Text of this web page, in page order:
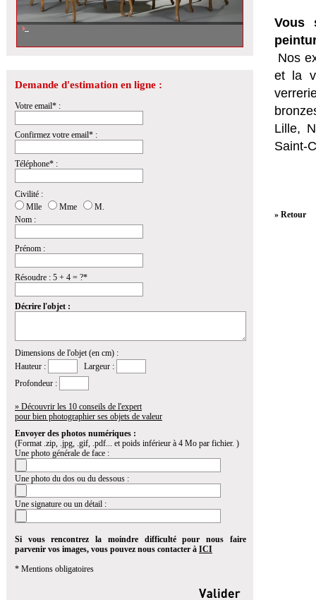
Demande d'estimation en ligne :
Votre email* :
Confirmez votre email* :
Téléphone* :
Civilité :
Mlle
Mme
M.
Nom :
Prénom :
Résoudre : 5 + 4 = ?*
Décrire l'objet :
Dimensions de l'objet (en cm) :
Hauteur :
Largeur :
Profondeur :
» Découvrir les 10 conseils de l'expert
pour bien photographier ses objets de valeur
Envoyer des photos numériques :
(Format .zip, .jpg, .gif, .pdf... et poids inférieur à 4 Mo par fichier. )
Une photo générale de face :
Une photo du dos ou du dessous :
Une signature ou un détail :
Si vous rencontrez la moindre difficulté pour nous faire
parvenir vos images, vous pouvez nous contacter à ICI
* Mentions obligatoires
Vous
Nos
et la
Lille,
Saint-
» Retour